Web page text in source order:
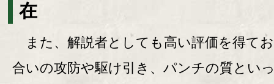
在
また、解説者としても高い評価を得て
合いの攻防や駆け引き、パンチの質とい